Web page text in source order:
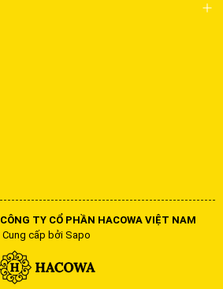
CÔNG TY CỔ PHẦN HACOWA VIỆT NAM
Cung cấp bởi Sapo